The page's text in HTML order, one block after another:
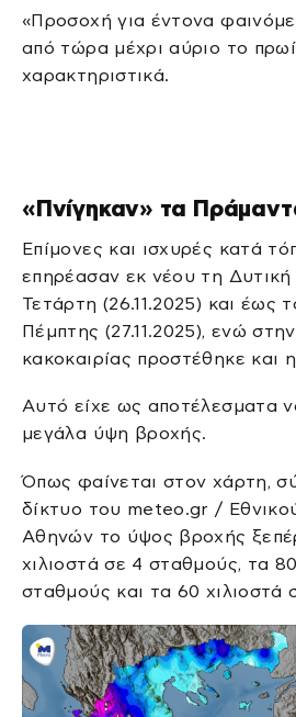
«Προσοχή για έντονα
από τώρα μέχρι αύριο το
χαρακτηριστικά.
«Πνίγηκαν» τα
Επίμονες και ισχυρές κατά
επηρέασαν εκ νέου τη
Τετάρτη (26.11.2025) και έως
Πέμπτης (27.11.2025), ενώ
κακοκαιρίας προστέθηκε και
Αυτό είχε ως αποτέλεσματα
μεγάλα ύψη βροχής.
Όπως φαίνεται στον χάρτη,
δίκτυο του meteo.gr /
Αθηνών το ύψος βροχής
χιλιοστά σε 4 σταθμούς, τα 80
σταθμούς και τα 60 χιλιοστά